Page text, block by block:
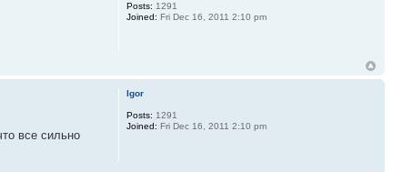
Posts: 1291
Joined: Fri Dec 16, 2011 2:10 pm
все сильно
Igor
Posts: 1291
Joined: Fri Dec 16, 2011 2:10 pm